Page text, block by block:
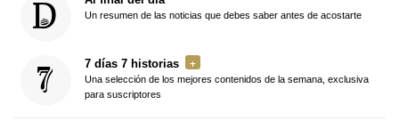
Un resumen de las noticias que debes saber antes de acostarte
7 días 7 historias
Una selección de los mejores contenidos de la semana, exclusiva
para suscriptores